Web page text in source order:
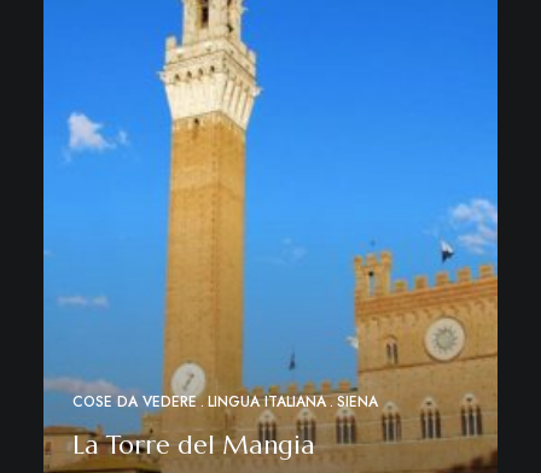
COSE DA VEDERE LINGUA ITALIANA SIENA
La Torre del Mangia